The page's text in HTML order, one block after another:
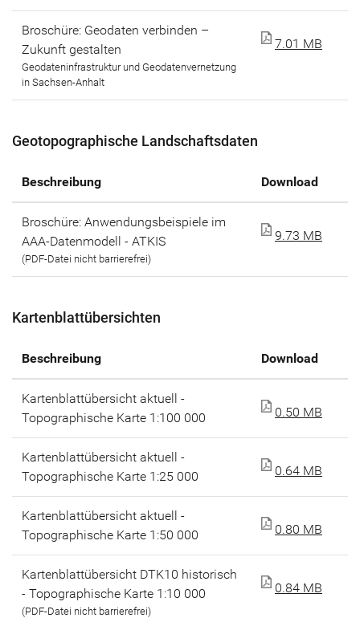
Broschüre: Geodaten verbinden –
Zukunft gestalten
Geodateninfrastruktur und Geodatenvernetzung
in Sachsen-Anhalt
7.01 MB
Geotopographische Landschaftsdaten
Beschreibung Download
Broschüre: Anwendungsbeispiele im
AAA-Datenmodell - ATKIS
(PDF-Datei nicht barrierefrei)
9.73 MB
Kartenblattübersichten
Beschreibung Download
Kartenblattübersicht aktuell -
Topographische Karte 1:100 000
0.50 MB
Kartenblattübersicht aktuell -
Topographische Karte 1:25 000
0.64 MB
Kartenblattübersicht aktuell -
Topographische Karte 1:50 000
0.80 MB
Kartenblattübersicht DTK10 historisch
- Topographische Karte 1:10 000
(PDF-Datei nicht barrierefrei)
0.84 MB